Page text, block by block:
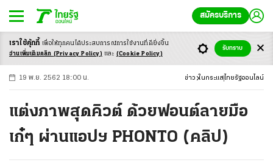
สมัครบริการ
-ก ก ก+
19 พ.ย. 2562 18:00 น. ข่าว ในกระแส ไทยรัฐออนไลน์
แต่งภาพสุดคิวต์ ด้วยฟอนต์ลายมือ
เก๋ๆ ผ่านแอปฯ PHONTO (คลิป)
เราใช้คุ้กกี้ เพื่อให้ทุกคนได้ประสบการณ์การใช้งานที่ดียิ่งขึ้น
อ่านเพิ่มเติมคลิก (Privacy Policy) และ (Cookie Policy)
รับทราบ